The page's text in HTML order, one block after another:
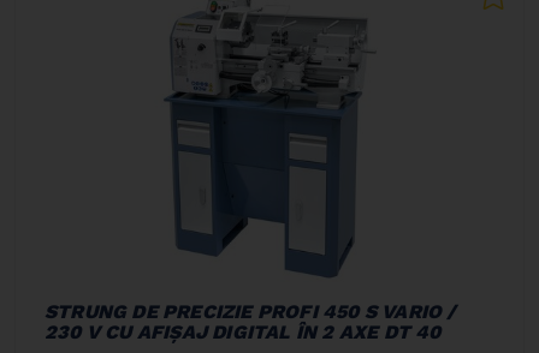
STRUNG DE PRECIZIE PROFI 450 S VARIO /
230 V CU AFIŞAJ DIGITAL ÎN 2 AXE DT 40